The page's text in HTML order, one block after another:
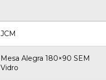
JCM
Mesa Alegra 180×90 SEM
Vidro